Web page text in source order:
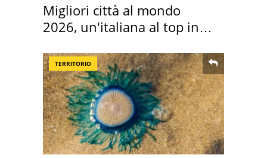
Migliori città al mondo
2026, un'italiana al top in
TERRITORIO